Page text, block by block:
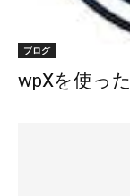
ブログ
wpXを使っ